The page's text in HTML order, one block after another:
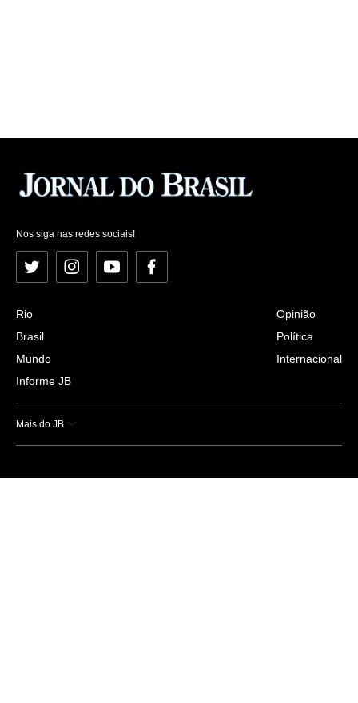
Nos siga nas redes sociais!
Twitter InstagramYouTubeFacebook
Rio
Brasil
Mundo
Informe JB
Opinião
Política
Internacional
Mais do JB
Esportes